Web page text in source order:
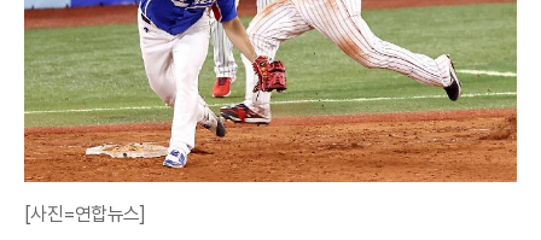
[사진=연합뉴스]